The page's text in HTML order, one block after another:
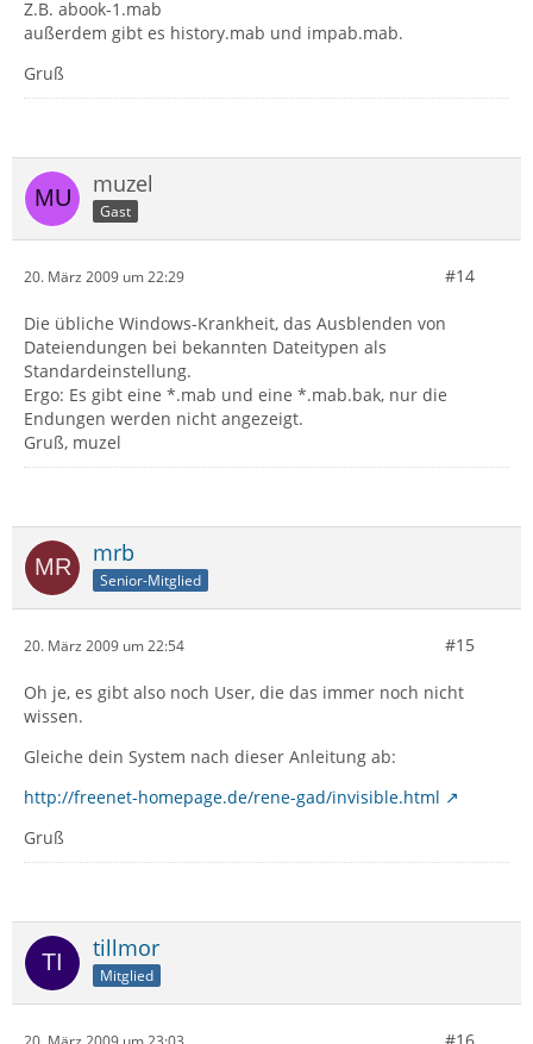
Z.B. abook-1.mab
außerdem gibt es history.mab und impab.mab.
Gruß
muzel
Gast
20. März 2009 um 22:29 #14
Die übliche Windows-Krankheit, das Ausblenden von
Dateiendungen bei bekannten Dateitypen als
Standardeinstellung.
Ergo: Es gibt eine *.mab und eine *.mab.bak, nur die
Endungen werden nicht angezeigt.
Gruß, muzel
mrb
Senior-Mitglied
20. März 2009 um 22:54 #15
Oh je, es gibt also noch User, die das immer noch nicht
wissen.
Gleiche dein System nach dieser Anleitung ab:
http://freenet-homepage.de/rene-gad/invisible.html
Gruß
tillmor
Mitglied